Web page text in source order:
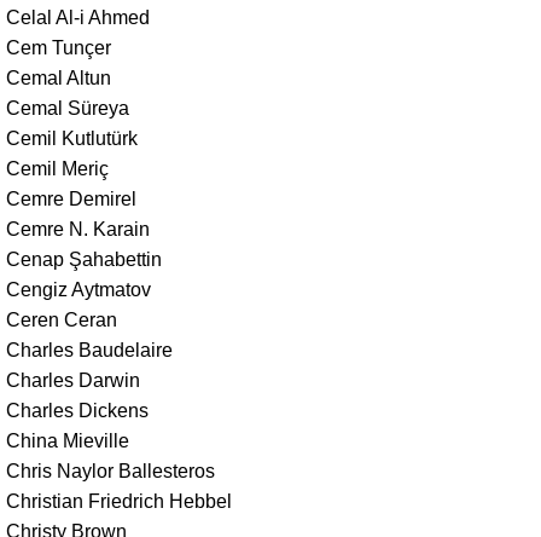
Celal Al-i Ahmed
Cem Tunçer
Cemal Altun
Cemal Süreya
Cemil Kutlutürk
Cemil Meriç
Cemre Demirel
Cemre N. Karain
Cenap Şahabettin
Cengiz Aytmatov
Ceren Ceran
Charles Baudelaire
Charles Darwin
Charles Dickens
China Mieville
Chris Naylor Ballesteros
Christian Friedrich Hebbel
Christy Brown